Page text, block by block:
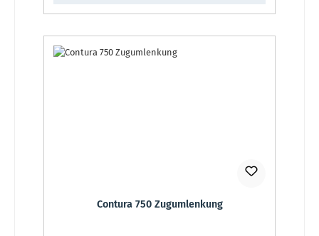
Contura 750 Zugumlenkung